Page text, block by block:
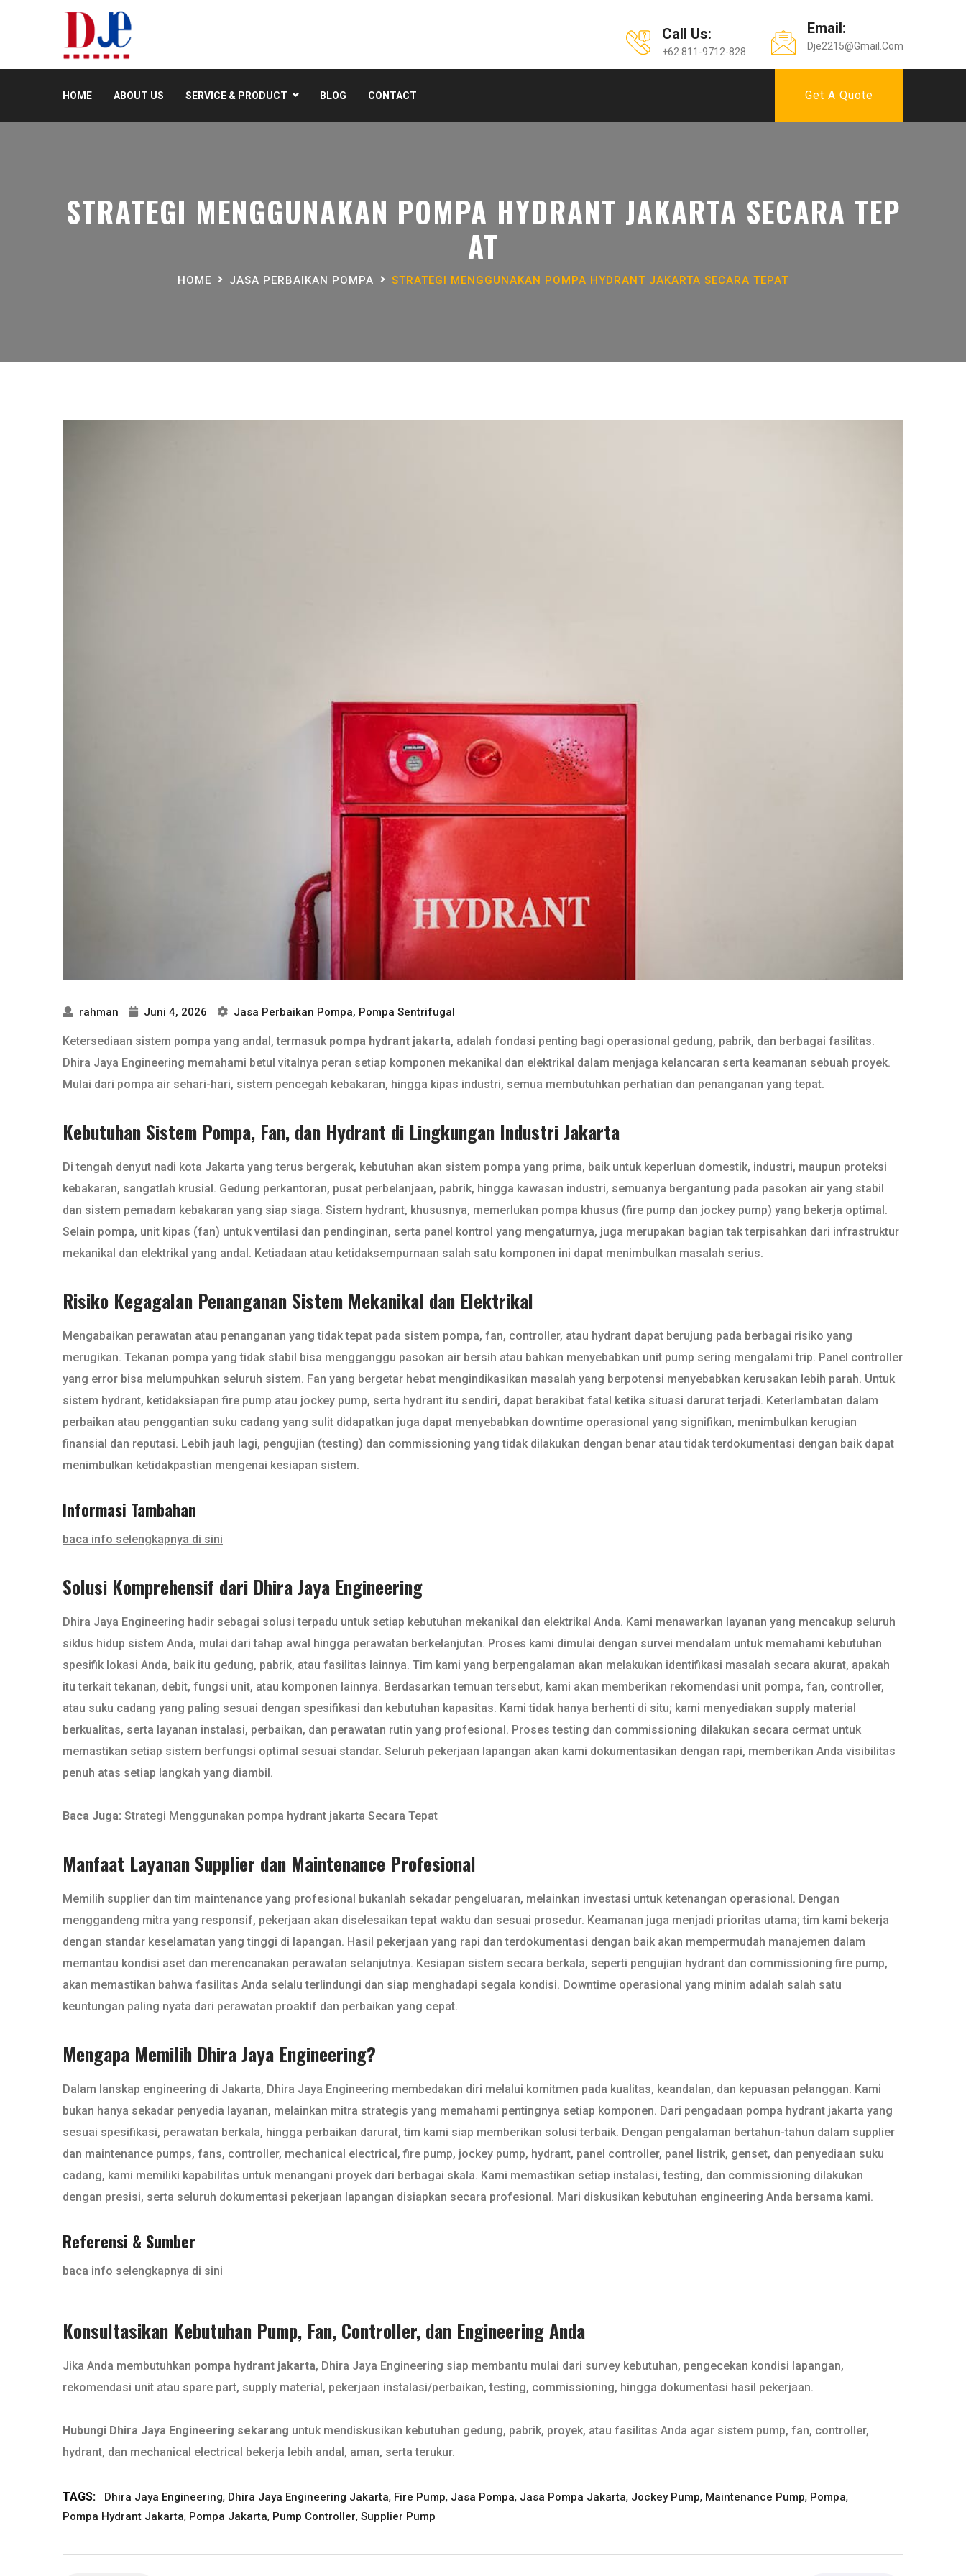
Call Us:
+62 811-9712-828
Email:
Dje2215@gmail.com
HOME ABOUT US SERVICE & PRODUCT BLOG CONTACT Get A Quote
STRATEGI MENGGUNAKAN POMPA HYDRANT JAKARTA SECARA TEP
AT
HOME JASA PERBAIKAN POMPA STRATEGI MENGGUNAKAN POMPA HYDRANT JAKARTA SECARA TEPAT
rahman Juni 4, 2026 Jasa Perbaikan Pompa, Pompa Sentrifugal
Ketersediaan sistem pompa yang andal, termasuk pompa hydrant jakarta, adalah fondasi penting bagi operasional gedung, pabrik, dan berbagai fasilitas.
Dhira Jaya Engineering memahami betul vitalnya peran setiap komponen mekanikal dan elektrikal dalam menjaga kelancaran serta keamanan sebuah proyek.
Mulai dari pompa air sehari-hari, sistem pencegah kebakaran, hingga kipas industri, semua membutuhkan perhatian dan penanganan yang tepat.
Kebutuhan Sistem Pompa, Fan, dan Hydrant di Lingkungan Industri Jakarta
Di tengah denyut nadi kota Jakarta yang terus bergerak, kebutuhan akan sistem pompa yang prima, baik untuk keperluan domestik, industri, maupun proteksi
kebakaran, sangatlah krusial. Gedung perkantoran, pusat perbelanjaan, pabrik, hingga kawasan industri, semuanya bergantung pada pasokan air yang stabil
dan sistem pemadam kebakaran yang siap siaga. Sistem hydrant, khususnya, memerlukan pompa khusus (fire pump dan jockey pump) yang bekerja optimal.
Selain pompa, unit kipas (fan) untuk ventilasi dan pendinginan, serta panel kontrol yang mengaturnya, juga merupakan bagian tak terpisahkan dari infrastruktur
mekanikal dan elektrikal yang andal. Ketiadaan atau ketidaksempurnaan salah satu komponen ini dapat menimbulkan masalah serius.
Risiko Kegagalan Penanganan Sistem Mekanikal dan Elektrikal
Mengabaikan perawatan atau penanganan yang tidak tepat pada sistem pompa, fan, controller, atau hydrant dapat berujung pada berbagai risiko yang
merugikan. Tekanan pompa yang tidak stabil bisa mengganggu pasokan air bersih atau bahkan menyebabkan unit pump sering mengalami trip. Panel controller
yang error bisa melumpuhkan seluruh sistem. Fan yang bergetar hebat mengindikasikan masalah yang berpotensi menyebabkan kerusakan lebih parah. Untuk
sistem hydrant, ketidaksiapan fire pump atau jockey pump, serta hydrant itu sendiri, dapat berakibat fatal ketika situasi darurat terjadi. Keterlambatan dalam
perbaikan atau penggantian suku cadang yang sulit didapatkan juga dapat menyebabkan downtime operasional yang signifikan, menimbulkan kerugian
finansial dan reputasi. Lebih jauh lagi, pengujian (testing) dan commissioning yang tidak dilakukan dengan benar atau tidak terdokumentasi dengan baik dapat
menimbulkan ketidakpastian mengenai kesiapan sistem.
Informasi Tambahan
baca info selengkapnya di sini
Solusi Komprehensif dari Dhira Jaya Engineering
Dhira Jaya Engineering hadir sebagai solusi terpadu untuk setiap kebutuhan mekanikal dan elektrikal Anda. Kami menawarkan layanan yang mencakup seluruh
siklus hidup sistem Anda, mulai dari tahap awal hingga perawatan berkelanjutan. Proses kami dimulai dengan survei mendalam untuk memahami kebutuhan
spesifik lokasi Anda, baik itu gedung, pabrik, atau fasilitas lainnya. Tim kami yang berpengalaman akan melakukan identifikasi masalah secara akurat, apakah
itu terkait tekanan, debit, fungsi unit, atau komponen lainnya. Berdasarkan temuan tersebut, kami akan memberikan rekomendasi unit pompa, fan, controller,
atau suku cadang yang paling sesuai dengan spesifikasi dan kebutuhan kapasitas. Kami tidak hanya berhenti di situ; kami menyediakan supply material
berkualitas, serta layanan instalasi, perbaikan, dan perawatan rutin yang profesional. Proses testing dan commissioning dilakukan secara cermat untuk
memastikan setiap sistem berfungsi optimal sesuai standar. Seluruh pekerjaan lapangan akan kami dokumentasikan dengan rapi, memberikan Anda visibilitas
penuh atas setiap langkah yang diambil.
Baca Juga: Strategi Menggunakan pompa hydrant jakarta Secara Tepat
Manfaat Layanan Supplier dan Maintenance Profesional
Memilih supplier dan tim maintenance yang profesional bukanlah sekadar pengeluaran, melainkan investasi untuk ketenangan operasional. Dengan
menggandeng mitra yang responsif, pekerjaan akan diselesaikan tepat waktu dan sesuai prosedur. Keamanan juga menjadi prioritas utama; tim kami bekerja
dengan standar keselamatan yang tinggi di lapangan. Hasil pekerjaan yang rapi dan terdokumentasi dengan baik akan mempermudah manajemen dalam
memantau kondisi aset dan merencanakan perawatan selanjutnya. Kesiapan sistem secara berkala, seperti pengujian hydrant dan commissioning fire pump,
akan memastikan bahwa fasilitas Anda selalu terlindungi dan siap menghadapi segala kondisi. Downtime operasional yang minim adalah salah satu
keuntungan paling nyata dari perawatan proaktif dan perbaikan yang cepat.
Mengapa Memilih Dhira Jaya Engineering?
Dalam lanskap engineering di Jakarta, Dhira Jaya Engineering membedakan diri melalui komitmen pada kualitas, keandalan, dan kepuasan pelanggan. Kami
bukan hanya sekadar penyedia layanan, melainkan mitra strategis yang memahami pentingnya setiap komponen. Dari pengadaan pompa hydrant jakarta yang
sesuai spesifikasi, perawatan berkala, hingga perbaikan darurat, tim kami siap memberikan solusi terbaik. Dengan pengalaman bertahun-tahun dalam supplier
dan maintenance pumps, fans, controller, mechanical electrical, fire pump, jockey pump, hydrant, panel controller, panel listrik, genset, dan penyediaan suku
cadang, kami memiliki kapabilitas untuk menangani proyek dari berbagai skala. Kami memastikan setiap instalasi, testing, dan commissioning dilakukan
dengan presisi, serta seluruh dokumentasi pekerjaan lapangan disiapkan secara profesional. Mari diskusikan kebutuhan engineering Anda bersama kami.
Referensi & Sumber
baca info selengkapnya di sini
Konsultasikan Kebutuhan Pump, Fan, Controller, dan Engineering Anda
Jika Anda membutuhkan pompa hydrant jakarta, Dhira Jaya Engineering siap membantu mulai dari survey kebutuhan, pengecekan kondisi lapangan,
rekomendasi unit atau spare part, supply material, pekerjaan instalasi/perbaikan, testing, commissioning, hingga dokumentasi hasil pekerjaan.
Hubungi Dhira Jaya Engineering sekarang untuk mendiskusikan kebutuhan gedung, pabrik, proyek, atau fasilitas Anda agar sistem pump, fan, controller,
hydrant, dan mechanical electrical bekerja lebih andal, aman, serta terukur.
TAGS: Dhira Jaya Engineering, Dhira Jaya Engineering Jakarta, Fire Pump, Jasa Pompa, Jasa Pompa Jakarta, Jockey Pump, Maintenance Pump, Pompa,
Pompa Hydrant Jakarta, Pompa Jakarta, Pump Controller, Supplier Pump